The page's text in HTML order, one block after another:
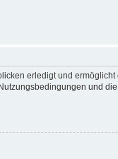
erledigt und
und